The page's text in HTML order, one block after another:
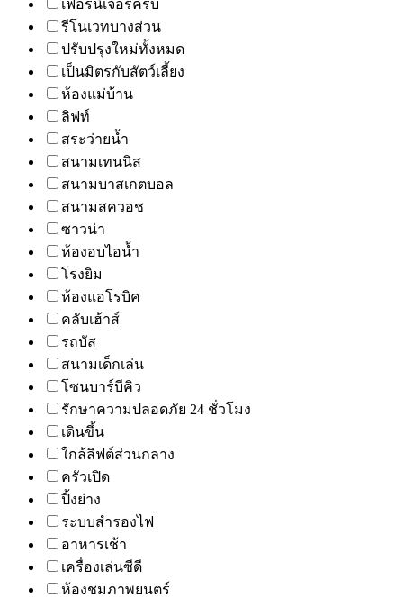
เฟอร์นิเจอร์ครบ
รีโนเวทบางส่วน
ปรับปรุงใหม่ทั้งหมด
เป็นมิตรกับสัตว์เลี้ยง
ห้องแม่บ้าน
ลิฟท์
สระว่ายน้ำ
สนามเทนนิส
สนามบาสเกตบอล
สนามสควอช
ซาวน่า
ห้องอบไอน้ำ
โรงยิม
ห้องแอโรบิค
คลับเฮ้าส์
รถบัส
สนามเด็กเล่น
โซนบาร์บีคิว
รักษาความปลอดภัย 24 ชั่วโมง
เดินขึ้น
ใกล้ลิฟต์ส่วนกลาง
ครัวเปิด
ปิ้งย่าง
ระบบสำรองไฟ
อาหารเช้า
เครื่องเล่นซีดี
ห้องชมภาพยนตร์